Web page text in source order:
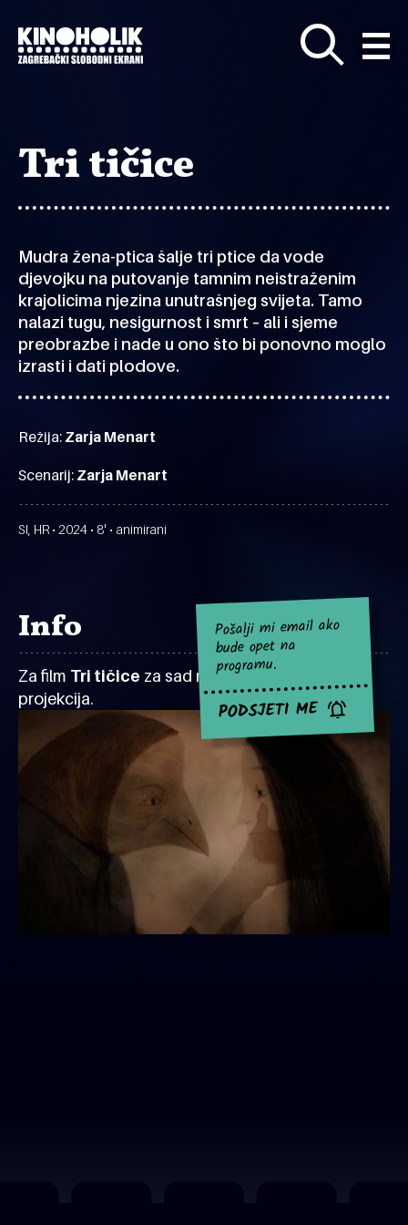
glavni
sadržaj
Tri tičice
Mudra žena-ptica šalje tri ptice da vode
djevojku na putovanje tamnim neistraženim
krajolicima njezina unutrašnjeg svijeta. Tamo
nalazi tugu, nesigurnost i smrt – ali i sjeme
preobrazbe i nade u ono što bi ponovno moglo
izrasti i dati plodove.
Režija: Zarja Menart
Scenarij: Zarja Menart
SI, HR • 2024 • 8' • animirani
Info
Za film Tri tičice za sad nema najavljenih
projekcija.
Pošalji mi email ako
bude opet na
programu.
PODSJETI ME